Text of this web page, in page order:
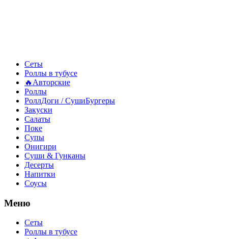
Сеты
Роллы в тубусе
🔥Авторские
Роллы
РоллДоги / СушиБургеры
Закуски
Салаты
Поке
Супы
Онигири
Суши & Гунканы
Десерты
Напитки
Соусы
Меню
Сеты
Роллы в тубусе